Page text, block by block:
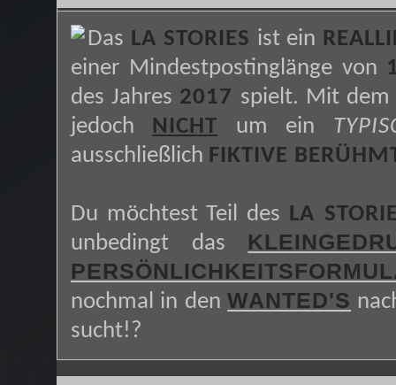
Das LA STORIES ist ein
einer Mindestpostinglänge von
des Jahres 2017 spielt. Mit
jedoch NICHT um ein
ausschließlich FIKTIVE
Du möchtest Teil des LA
unbedingt das
nochmal in denWANTED'S
sucht!?